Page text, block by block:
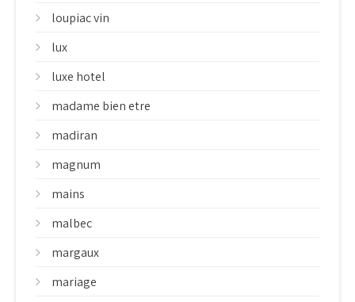
loupiac vin
lux
luxe hotel
madame bien etre
madiran
magnum
mains
malbec
margaux
mariage